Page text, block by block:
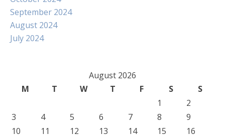
September 2024
August 2024
July 2024
August 2026
M
T W T F S
S
1
2
3
4 5 6 7 8
9
10
11 12 13 14 15
16